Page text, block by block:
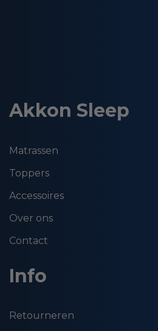
Akkon Sleep
Matrassen
Toppers
Accessoires
Over ons
Contact
Info
Retourneren